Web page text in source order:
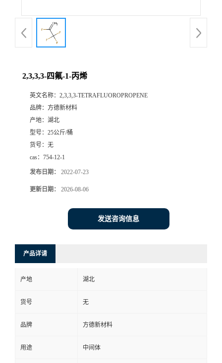
2,3,3,3-四氟-1-丙烯
英文名称： 2,3,3,3-TETRAFLUOROPROPENE
品牌： 方德新材料
产地： 湖北
型号： 25公斤/桶
货号： 无
cas： 754-12-1
发布日期： 2022-07-23
更新日期： 2026-08-06
发送咨询信息
产品详请
产地 湖北
货号 无
品牌 方德新材料
用途 中间体